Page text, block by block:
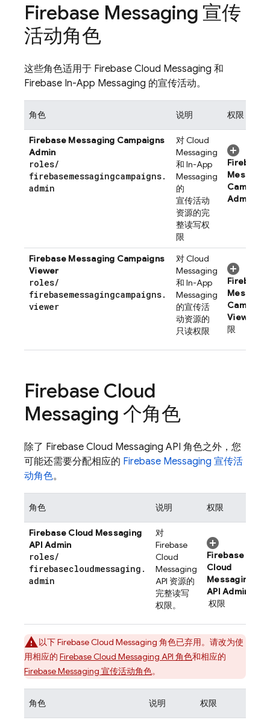
Firebase Messaging 宣传
活动角色
这些角色适用于 Firebase Cloud Messaging 和
Firebase In-App Messaging 的宣传活动。
角色 说明 权限
Firebase Messaging Campaigns
Admin
roles/
firebasemessagingcampaigns.
admin
对Cloud
Messaging
和 In-App
Messaging
的
宣传活动
资源的完
整读写权
限
Firebase
Admin
Firebase Messaging Campaigns
Viewer
roles/
firebasemessagingcampaigns.
viewer
对Cloud
Messaging
和 In-App
Messaging
的宣传活
动资源的
只读权限
Firebase
Viewer
限
Firebase Cloud
Messaging 个角色
除了 Firebase Cloud Messaging API 角色之外，您
可能还需要分配相应的 Firebase Messaging 宣传活
动角色。
角色 说明 权限
Firebase Cloud Messaging
API Admin
roles/
firebasecloudmessaging .
admin
对
Firebase
Cloud
Messaging
API 资源的
完整读写
权限。
Firebase
Cloud
Messaging
API Admin
权限
以下Firebase Cloud Messaging 角色已弃用。请改为使
用相应的 Firebase Cloud Messaging API 角色和相应的
Firebase Messaging 宣传活动角色。
角色 说明 权限